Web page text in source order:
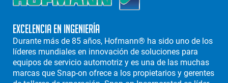
Excelencia en Ingeniería
Durante más de 85 años, Hofmann® ha sido uno de los
líderes mundiales en innovación de soluciones para
equipos de servicio automotriz y es una de las muchas
marcas que Snap-on ofrece a los propietarios y gerentes